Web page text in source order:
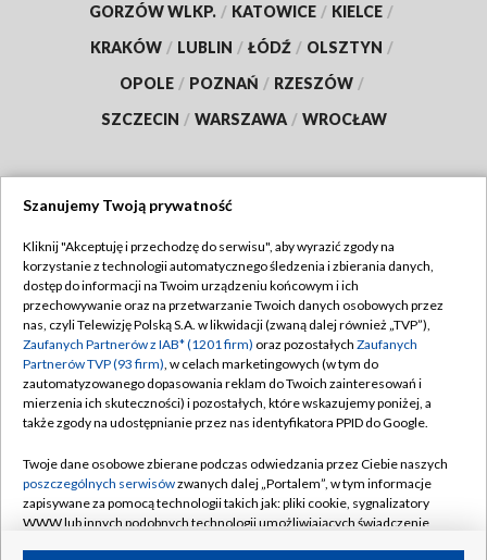
GORZÓW WLKP. / KATOWICE / KIELCE /
KRAKÓW / LUBLIN / ŁÓDŹ / OLSZTYN /
OPOLE / POZNAŃ / RZESZÓW /
SZCZECIN / WARSZAWA / WROCŁAW
TVP
Abonament TVP
Emisja w TVP
Centrum informacji TVP
Naziemna Telewizja Cyfrowa
Rada Programowa
System NOS
Informacje o nadawcy
Regulamin TVP
Polityka prywatności
Moje zgody
Pomoc
Kontakt
Kanały
Szanujemy Twoją prywatność
Kliknij "Akceptuję i przechodzę do serwisu", aby wyrazić zgody na
korzystanie z technologii automatycznego śledzenia i zbierania danych,
dostęp do informacji na Twoim urządzeniu końcowym i ich
przechowywanie oraz na przetwarzanie Twoich danych osobowych przez
nas, czyli Telewizję Polską S.A. w likwidacji (zwaną dalej również „TVP”),
Zaufanych Partnerów z IAB* (1201 firm) oraz pozostałych Zaufanych
Partnerów TVP (93 firm), w celach marketingowych (w tym do
zautomatyzowanego dopasowania reklam do Twoich zainteresowań i
mierzenia ich skuteczności) i pozostałych, które wskazujemy poniżej, a
także zgody na udostępnianie przez nas identyfikatora PPID do Google.
Twoje dane osobowe zbierane podczas odwiedzania przez Ciebie naszych
poszczególnych serwisówzwanych dalej „Portalem”, w tym informacje
zapisywane za pomocą technologii takich jak: pliki cookie, sygnalizatory
WWW lub innych podobnych technologii umożliwiających świadczenie